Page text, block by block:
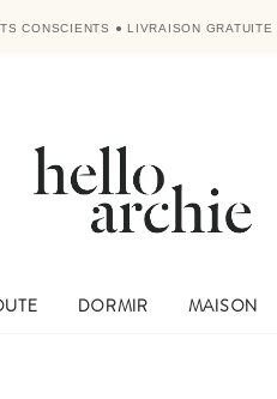
CONSCIENTS ●LIVRAISON
DORMIR MAISON